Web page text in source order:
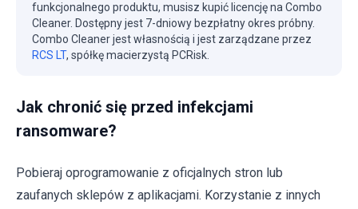
funkcjonalnego produktu, musisz kupić licencję na Combo
Cleaner. Dostępny jest 7-dniowy bezpłatny okres próbny.
Combo Cleaner jest własnością i jest zarządzane przez
RCS LT, spółkę macierzystą PCRisk.
Jak chronić się przed infekcjami
ransomware?
Pobieraj oprogramowanie z oficjalnych stron lub
zaufanych sklepów z aplikacjami. Korzystanie z innych